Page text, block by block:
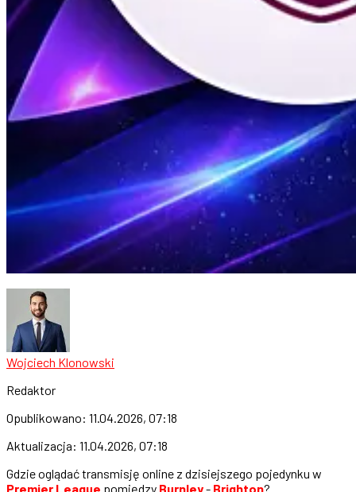
Wojciech Klonowski
Redaktor
Opublikowano: 11.04.2026, 07:18
Aktualizacja: 11.04.2026, 07:18
Gdzie oglądać transmisję online z dzisiejszego pojedynku w
Premier League pomiędzy Burnley- Brighton?